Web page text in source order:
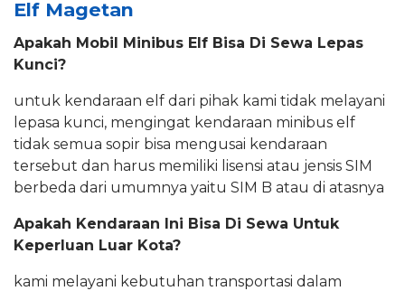
Elf Magetan
Apakah Mobil Minibus Elf Bisa Di Sewa Lepas
Kunci?
untuk kendaraan elf dari pihak kami tidak melayani
lepasa kunci, mengingat kendaraan minibus elf
tidak semua sopir bisa mengusai kendaraan
tersebut dan harus memiliki lisensi atau jensis SIM
berbeda dari umumnya yaitu SIM B atau di atasnya
Apakah Kendaraan Ini Bisa Di Sewa Untuk
Keperluan Luar Kota?
kami melayani kebutuhan transportasi dalam